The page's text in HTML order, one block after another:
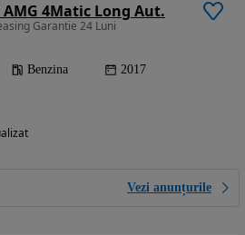
AMG 4Matic Long Aut.
Garantie 24 Luni
Benzina 2017
Vezi anunțurile